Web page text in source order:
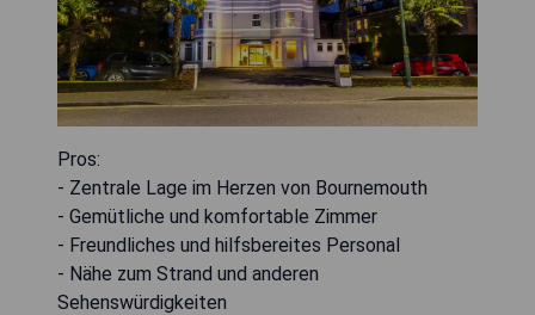
Pros:
- Zentrale Lage im Herzen von Bournemouth
- Gemütliche und komfortable Zimmer
- Freundliches und hilfsbereites Personal
- Nähe zum Strand und anderen
Sehenswürdigkeiten